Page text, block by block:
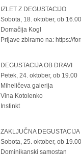
IZLET Z DEGUSTACIJO
Sobota, 18. oktober, ob 16.00
Domačija Kogl
Prijave zbiramo na: https://
DEGUSTACIJA OB DRAVI
Petek, 24. oktober, ob 19.00
Miheličeva galerija
Vina Kotolenko
Instinkt
ZAKLJUČNA DEGUSTACIJA
Sobota, 25. oktober, ob 19.00
Dominikanski samostan